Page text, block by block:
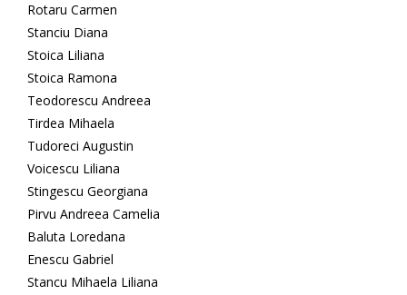
Rotaru Carmen
Stanciu Diana
Stoica Liliana
Stoica Ramona
Teodorescu Andreea
Tirdea Mihaela
Tudoreci Augustin
Voicescu Liliana
Stingescu Georgiana
Pirvu Andreea Camelia
Baluta Loredana
Enescu Gabriel
Stancu Mihaela Liliana